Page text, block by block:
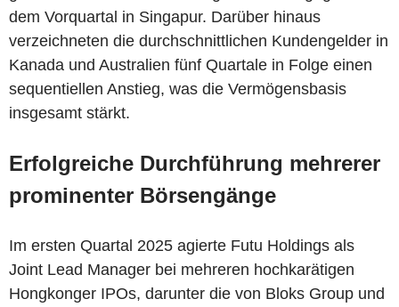
dem Vorquartal in Singapur. Darüber hinaus
verzeichneten die durchschnittlichen Kundengelder in
Kanada und Australien fünf Quartale in Folge einen
sequentiellen Anstieg, was die Vermögensbasis
insgesamt stärkt.
Erfolgreiche Durchführung mehrerer
prominenter Börsengänge
Im ersten Quartal 2025 agierte Futu Holdings als
Joint Lead Manager bei mehreren hochkarätigen
Hongkonger IPOs, darunter die von Bloks Group und